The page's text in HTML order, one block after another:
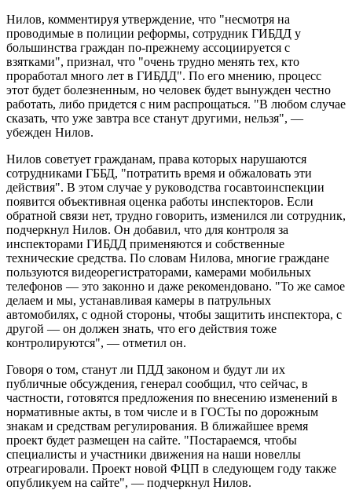
Нилов, комментируя утверждение, что "несмотря на
проводимые в полиции реформы, сотрудник ГИБДД у
большинства граждан по-прежнему ассоциируется с
взятками", признал, что "очень трудно менять тех, кто
проработал много лет в ГИБДД". По его мнению, процесс
этот будет болезненным, но человек будет вынужден честно
работать, либо придется с ним распрощаться. "В любом случае
сказать, что уже завтра все станут другими, нельзя", —
убежден Нилов.
Нилов советует гражданам, права которых нарушаются
сотрудниками ГББД, "потратить время и обжаловать эти
действия". В этом случае у руководства госавтоинспекции
появится объективная оценка работы инспекторов. Если
обратной связи нет, трудно говорить, изменился ли сотрудник,
подчеркнул Нилов. Он добавил, что для контроля за
инспекторами ГИБДД применяются и собственные
технические средства. По словам Нилова, многие граждане
пользуются видеорегистраторами, камерами мобильных
телефонов — это законно и даже рекомендовано. "То же самое
делаем и мы, устанавливая камеры в патрульных
автомобилях, с одной стороны, чтобы защитить инспектора, с
другой — он должен знать, что его действия тоже
контролируются", — отметил он.
Говоря о том, станут ли ПДД законом и будут ли их
публичные обсуждения, генерал сообщил, что сейчас, в
частности, готовятся предложения по внесению изменений в
нормативные акты, в том числе и в ГОСТы по дорожным
знакам и средствам регулирования. В ближайшее время
проект будет размещен на сайте. "Постараемся, чтобы
специалисты и участники движения на наши новеллы
отреагировали. Проект новой ФЦП в следующем году также
опубликуем на сайте", — подчеркнул Нилов.